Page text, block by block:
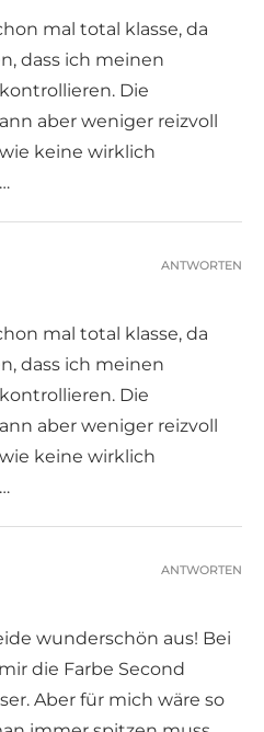
mal total klasse, da
dass ich meinen
Die
aber weniger reizvoll
keine wirklich
mal total klasse, da
dass ich meinen
Die
aber weniger reizvoll
keine wirklich
ANTWORTEN
wunderschön aus! Bei
die Farbe Second
Aber für mich wäre so
ANTWORTEN